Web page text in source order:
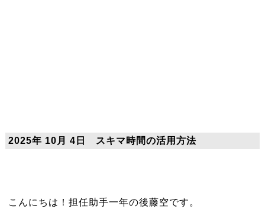
2025年 10月 4日 スキマ時間の活用方法
こんにちは！担任助手一年の後藤空です。